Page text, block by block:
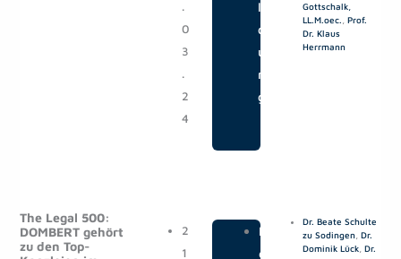
.
0
3
.
2
4
l
d
u
n
g
Gottschalk,
LL.M.oec. Prof.
Dr. Klaus
Herrmann
The Legal 500:
DOMBERT gehört
zu den Top-
2
1
M
e
Dr. Beate Schulte
zu Sodingen, Dr.
Dominik Lück, Dr.